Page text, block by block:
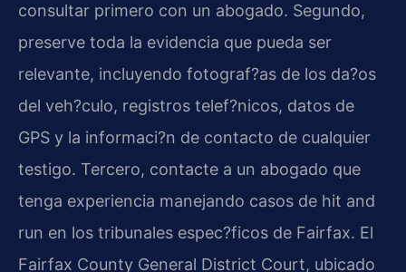
consultar primero con un abogado. Segundo,
preserve toda la evidencia que pueda ser
relevante, incluyendo fotograf?as de los da?os
del veh?culo, registros telef?nicos, datos de
GPS y la informaci?n de contacto de cualquier
testigo. Tercero, contacte a un abogado que
tenga experiencia manejando casos de hit and
run en los tribunales espec?ficos de Fairfax. El
Fairfax County General District Court, ubicado